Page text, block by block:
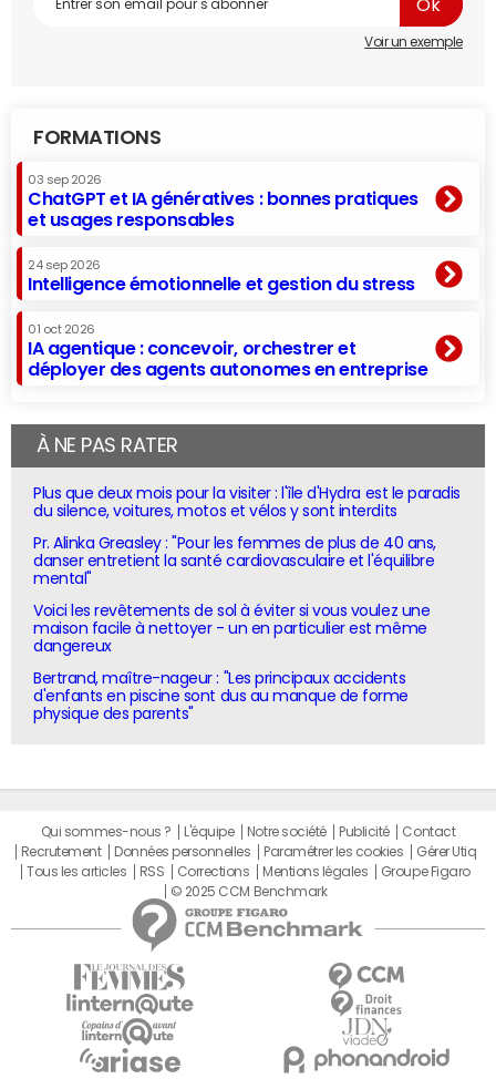
Voir un exemple
FORMATIONS
03 sep 2026
ChatGPT et IA génératives : bonnes pratiques
et usages responsables
24 sep 2026
Intelligence émotionnelle et gestion du stress
01 oct 2026
IA agentique : concevoir, orchestrer et
déployer des agents autonomes en entreprise
À NE PAS RATER
Plus que deux mois pour la visiter : l'île d'Hydra est le paradis
du silence, voitures, motos et vélos y sont interdits
Pr. Alinka Greasley : "Pour les femmes de plus de 40 ans,
danser entretient la santé cardiovasculaire et l'équilibre
mental"
Voici les revêtements de sol à éviter si vous voulez une
maison facile à nettoyer - un en particulier est même
dangereux
Bertrand, maître-nageur : "Les principaux accidents
d'enfants en piscine sont dus au manque de forme
physique des parents"
Qui sommes-nous ? L'équipe Notre société Publicité
Contact
Recrutement
Données personnelles Paramétrer les cookies
Gérer Utiq
Tous les articles
RSS Corrections Mentions légales
Groupe Figaro
© 2025 CCM Benchmark